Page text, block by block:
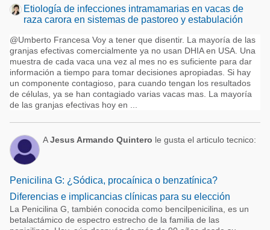
Etiología de infecciones intramamarias en vacas de
raza carora en sistemas de pastoreo y estabulación
@Umberto Francesa Voy a tener que disentir. La mayoría de las
granjas efectivas comercialmente ya no usan DHIA en USA. Una
muestra de cada vaca una vez al mes no es suficiente para dar
información a tiempo para tomar decisiones apropiadas. Si hay
un componente contagioso, para cuando tengan los resultados
de células, ya se han contagiado varias vacas mas. La mayoría
de las granjas efectivas hoy en ...
AJesus Armando Quintero le gusta el articulo tecnico:
Penicilina G: ¿Sódica, procaínica o benzatínica?
Diferencias e implicancias clínicas para su elección
La Penicilina G, también conocida como bencilpenicilina, es un
betalactámico de espectro estrecho de la familia de las